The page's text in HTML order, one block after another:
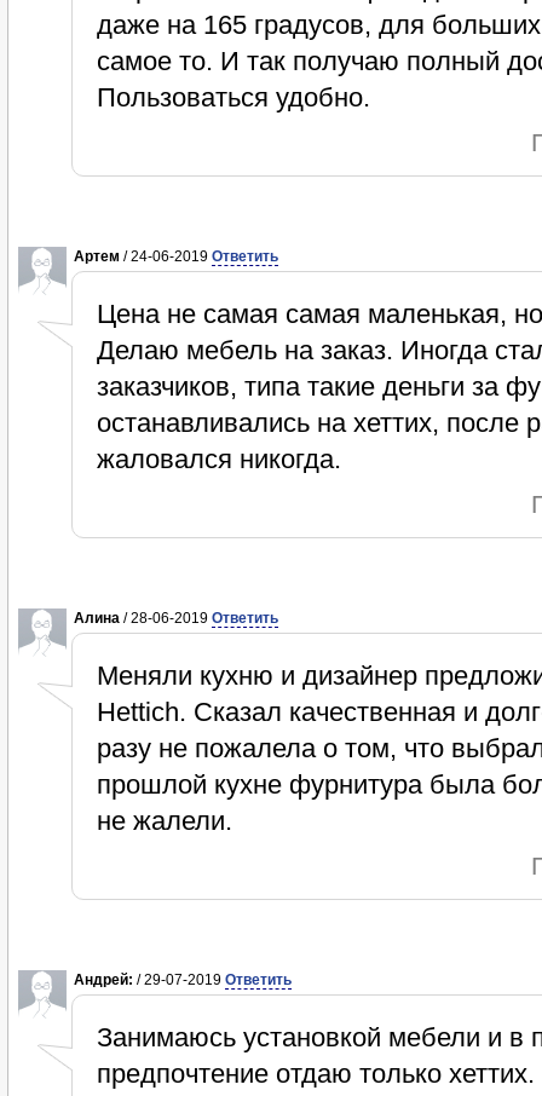
даже на 165 градусов, для
самое то. И так получаю полный
Пользоваться удобно.
Артем / 24-06-2019 Ответить
Цена не самая самая маленькая, но
Делаю мебель на заказ. Иногда
заказчиков, типа такие деньги за
останавливались на хеттих, после
жаловался никогда.
Алина / 28-06-2019 Ответить
Меняли кухню и дизайнер
Hettich. Сказал качественная и
разу не пожалела о том, что
прошлой кухне фурнитура была
не жалели.
Андрей: / 29-07-2019 Ответить
Занимаюсь установкой мебели и в
предпочтение отдаю только